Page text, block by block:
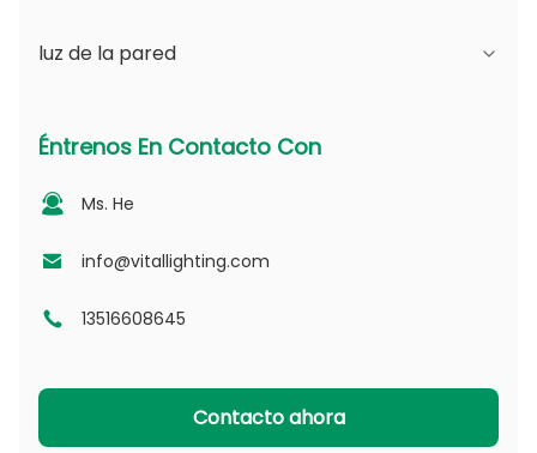
Serie DSDL
Serie MDL
Serie NSDL
Serie DL
Serie PADL
Serie JCL
Serie fotovoltaica
Serie PD
Serie CL
Serie PACL
luz de la pared
apertura intercambiable
Serie D - Placa de guía de luz punteada
Éntrenos En Contacto Con
Ms. He
info@vitallighting.com
13516608645
Contacto ahora